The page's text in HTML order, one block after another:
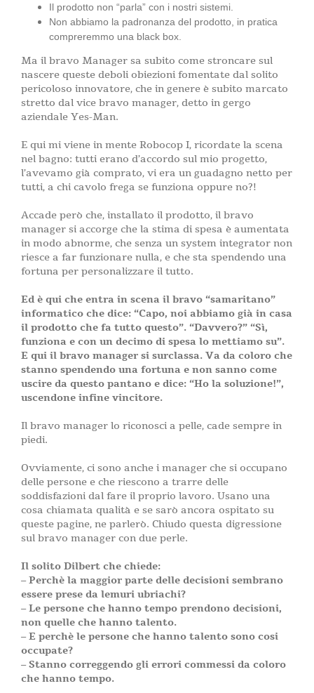
Il prodotto non “parla” con i nostri sistemi.
Non abbiamo la padronanza del prodotto, in pratica
compreremmo una black box.
Ma il bravo Manager sa subito come stroncare sul
nascere queste deboli obiezioni fomentate dal solito
pericoloso innovatore, che in genere è subito marcato
stretto dal vice bravo manager, detto in gergo
aziendale Yes-Man.
E qui mi viene in mente Robocop I, ricordate la scena
nel bagno: tutti erano d’accordo sul mio progetto,
l’avevamo già comprato, vi era un guadagno netto per
tutti, a chi cavolo frega se funziona oppure no?!
Accade però che, installato il prodotto, il bravo
manager si accorge che la stima di spesa è aumentata
in modo abnorme, che senza un system integrator non
riesce a far funzionare nulla, e che sta spendendo una
fortuna per personalizzare il tutto.
Ed è qui che entra in scena il bravo “samaritano”
informatico che dice: “Capo, noi abbiamo già in casa
il prodotto che fa tutto questo”. “Davvero?” “Sì,
funziona e con un decimo di spesa lo mettiamo su”.
E qui il bravo manager si surclassa. Va da coloro che
stanno spendendo una fortuna e non sanno come
uscire da questo pantano e dice: “Ho la soluzione!”,
uscendone infine vincitore.
Il bravo manager lo riconosci a pelle, cade sempre in
piedi.
Ovviamente, ci sono anche i manager che si occupano
delle persone e che riescono a trarre delle
soddisfazioni dal fare il proprio lavoro. Usano una
cosa chiamata qualità e se sarò ancora ospitato su
queste pagine, ne parlerò. Chiudo questa digressione
sul bravo manager con due perle.
Il solito Dilbert che chiede:
– Perchè la maggior parte delle decisioni sembrano
essere prese da lemuri ubriachi?
– Le persone che hanno tempo prendono decisioni,
non quelle che hanno talento.
– E perchè le persone che hanno talento sono cosi
occupate?
– Stanno correggendo gli errori commessi da coloro
che hanno tempo.